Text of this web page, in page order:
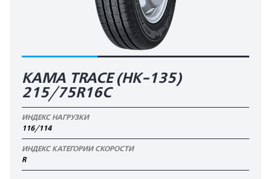
KAMA TRACE (HK-135)
215/75R16C
ИНДЕКС НАГРУЗКИ
116/114
ИНДЕКС КАТЕГОРИИ СКОРОСТИ
R